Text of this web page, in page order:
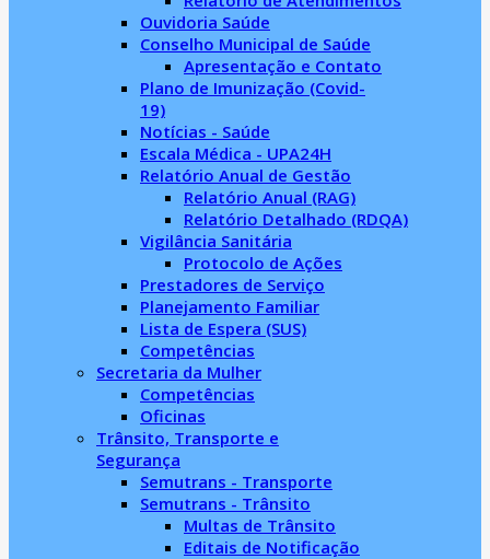
Ouvidoria Saúde
Conselho Municipal de Saúde
Apresentação e Contato
Plano de Imunização (Covid-
19)
Notícias - Saúde
Escala Médica - UPA24H
Relatório Anual de Gestão
Relatório Anual (RAG)
Relatório Detalhado (RDQA)
Vigilância Sanitária
Protocolo de Ações
Prestadores de Serviço
Planejamento Familiar
Lista de Espera (SUS)
Competências
Secretaria da Mulher
Competências
Oficinas
Trânsito, Transporte e
Segurança
Semutrans - Transporte
Semutrans - Trânsito
Multas de Trânsito
Editais de Notificação